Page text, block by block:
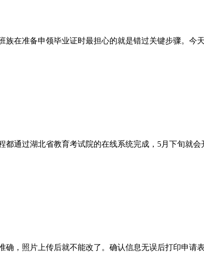
在准备申领毕业证时最担心的就是错过关键步骤。今
通过湖北省教育考试院的在线系统完成，5月下旬就
，照片上传后就不能改了。确认信息无误后打印申请